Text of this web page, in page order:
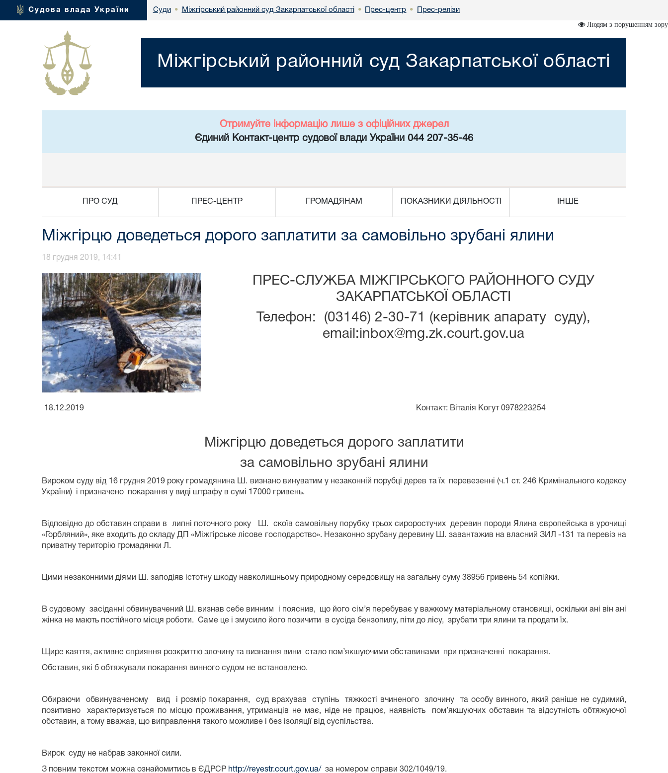
Судова влада України Суди • Міжгірський районний суд Закарпатської області • Прес-центр • Прес-релізи
Людям з порушенням зору
Міжгірський районний суд Закарпатської області
Отримуйте інформацію лише з офіційних джерел
Єдиний Контакт-центр судової влади України 044 207-35-46
ПРО СУД ПРЕС-ЦЕНТР ГРОМАДЯНАМ ПОКАЗНИКИ ДІЯЛЬНОСТІ ІНШЕ
Міжгірцю доведеться дорого заплатити за самовільно зрубані ялини
18 грудня 2019, 14:41
ПРЕС-СЛУЖБА МІЖГІРСЬКОГО РАЙОННОГО СУДУ
ЗАКАРПАТСЬКОЇ ОБЛАСТІ
Телефон: (03146) 2-30-71 (керівник апарату суду),
email:inbox@mg.zk.court.gov.ua
18.12.2019 Контакт: Віталія Когут 0978223254
Міжгірцю доведеться дорого заплатити
за самовільно зрубані ялини
Вироком суду від 16 грудня 2019 року громадянина Ш. визнано винуватим у незаконній порубці дерев та їх перевезенні (ч.1 ст. 246 Кримінального кодексу
України) і призначено покарання у виді штрафу в сумі 17000 гривень.
Відповідно до обставин справи в липні поточного року Ш. скоїв самовільну порубку трьох сироростучих деревин породи Ялина європейська в урочищі
«Горбляний», яке входить до складу ДП «Міжгірське лісове господарство». Незаконно зрубану деревину Ш. завантажив на власний ЗИЛ -131 та перевіз на
приватну територію громадянки Л.
Цими незаконними діями Ш. заподіяв істотну шкоду навколишньому природному середовищу на загальну суму 38956 гривень 54 копійки.
В судовому засіданні обвинувачений Ш. визнав себе винним і пояснив, що його сім’я перебуває у важкому матеріальному становищі, оскільки ані він ані
жінка не мають постійного місця роботи. Саме це і змусило його позичити в сусіда бензопилу, піти до лісу, зрубати три ялини та продати їх.
Щире каяття, активне сприяння розкриттю злочину та визнання вини стало пом’якшуючими обставинами при призначенні покарання.
Обставин, які б обтяжували покарання винного судом не встановлено.
Обираючи обвинуваченому вид і розмір покарання, суд врахував ступінь тяжкості вчиненого злочину та особу винного, який раніше не судимий,
позитивно характеризується по місцю проживання, утриманців не має, ніде не працює, наявність пом’якшуючих обставин та відсутність обтяжуючої
обставин, а тому вважав, що виправлення такого можливе і без ізоляції від суспільства.
Вирок суду не набрав законної сили.
З повним текстом можна ознайомитись в ЄДРСР http://reyestr.court.gov.ua/ за номером справи 302/1049/19.